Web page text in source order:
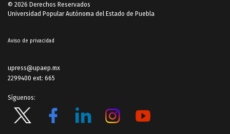
© 2026 Derechos Reservados
Universidad Popular Autónoma del Estado de Puebla
Aviso de privacidad
upress@upaep.mx
2299400 ext: 665
Síguenos: